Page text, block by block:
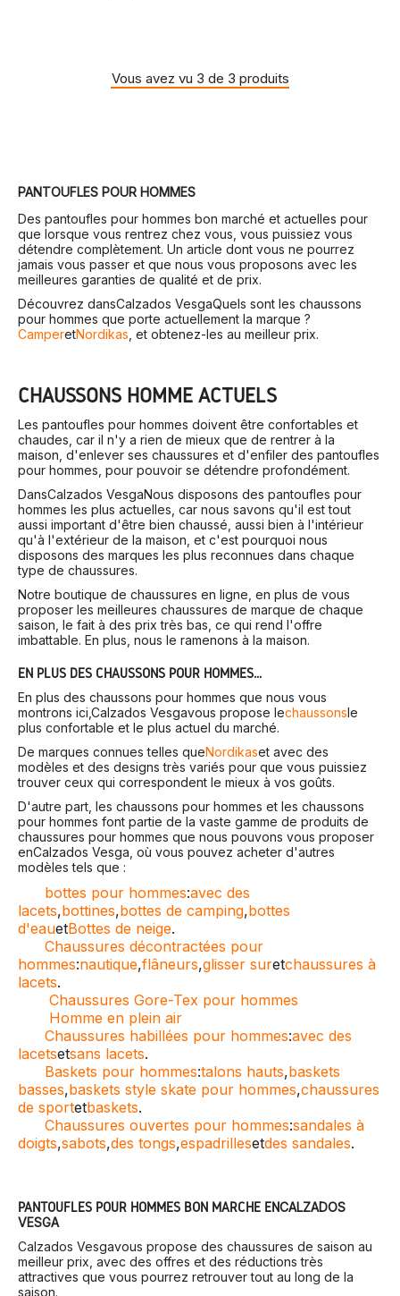
Vous avez vu 3 de 3 produits
PANTOUFLES POUR HOMMES
Des pantoufles pour hommes bon marché et actuelles pour
que lorsque vous rentrez chez vous, vous puissiez vous
détendre complètement. Un article dont vous ne pourrez
jamais vous passer et que nous vous proposons avec les
meilleures garanties de qualité et de prix.
Découvrez dansCalzados VesgaQuels sont les chaussons
pour hommes que porte actuellement la marque ?
CamperetNordikas, et obtenez-les au meilleur prix.
CHAUSSONS HOMME ACTUELS
Les pantoufles pour hommes doivent être confortables et
chaudes, car il n'y a rien de mieux que de rentrer à la
maison, d'enlever ses chaussures et d'enfiler des pantoufles
pour hommes, pour pouvoir se détendre profondément.
DansCalzados VesgaNous disposons des pantoufles pour
hommes les plus actuelles, car nous savons qu'il est tout
aussi important d'être bien chaussé, aussi bien à l'intérieur
qu'à l'extérieur de la maison, et c'est pourquoi nous
disposons des marques les plus reconnues dans chaque
type de chaussures.
Notre boutique de chaussures en ligne, en plus de vous
proposer les meilleures chaussures de marque de chaque
saison, le fait à des prix très bas, ce qui rend l'offre
imbattable. En plus, nous le ramenons à la maison.
EN PLUS DES CHAUSSONS POUR HOMMES...
En plus des chaussons pour hommes que nous vous
montrons ici,Calzados Vesgavous propose lechaussonsle
plus confortable et le plus actuel du marché.
De marques connues telles queNordikaset avec des
modèles et des designs très variés pour que vous puissiez
trouver ceux qui correspondent le mieux à vos goûts.
D'autre part, les chaussons pour hommes et les chaussons
pour hommes font partie de la vaste gamme de produits de
chaussures pour hommes que nous pouvons vous proposer
enCalzados Vesga, où vous pouvez acheter d'autres
modèles tels que :
bottes pour hommes:avec des
lacets,bottines,bottes de camping,bottes
d'eauetBottes de neige.
Chaussures décontractées pour
hommes:nautique,flâneurs,glisser suretchaussures à
lacets.
Chaussures Gore-Tex pour hommes
Homme en plein air
Chaussures habillées pour hommes:avec des
lacetsetsans lacets.
Baskets pour hommes:talons hauts,baskets
basses,baskets style skate pour hommes,chaussures
de sportetbaskets.
Chaussures ouvertes pour hommes:sandales à
doigts,sabots,des tongs,espadrillesetdes sandales.
PANTOUFLES POUR HOMMES BON MARCHÉ ENCALZADOS
VESGA
Calzados Vesgavous propose des chaussures de saison au
meilleur prix, avec des offres et des réductions très
attractives que vous pourrez retrouver tout au long de la
saison.